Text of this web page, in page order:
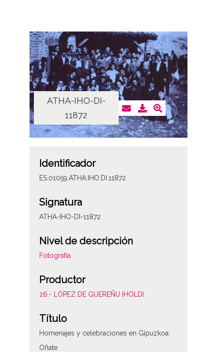
ATHA-IHO-DI-
11872
Identificador
ES.01059.ATHA.IHO.DI.11872
Signatura
ATHA-IHO-DI-11872
Nivel de descripción
Fotografía
Productor
26.- LÓPEZ DE GUEREÑU IHOLDI
Título
Homenajes y celebraciones en Gipuzkoa:
Oñate